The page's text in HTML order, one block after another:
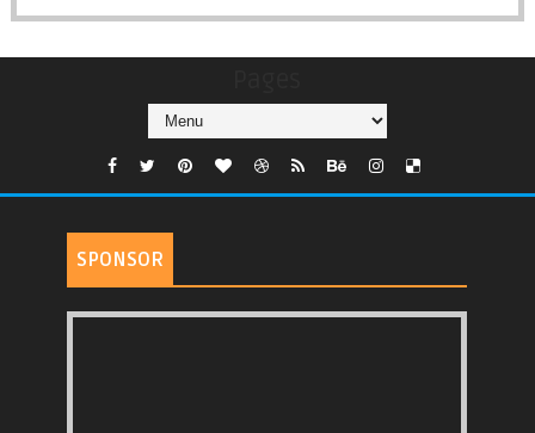
SPONSOR